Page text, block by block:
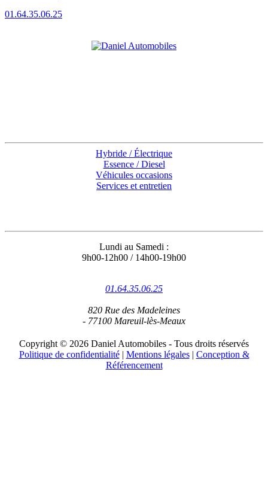
01.64.35.06.25
Hybride / Électrique
Essence / Diesel
Véhicules occasions
Services et entretien
Lundi au Samedi :
9h00-12h00 / 14h00-19h00
01.64.35.06.25
820 Rue des Madeleines
- 77100 Mareuil-lès-Meaux
Copyright © 2026 Daniel Automobiles - Tous droits réservés
Politique de confidentialité| Mentions légales| Conception &
Référencement